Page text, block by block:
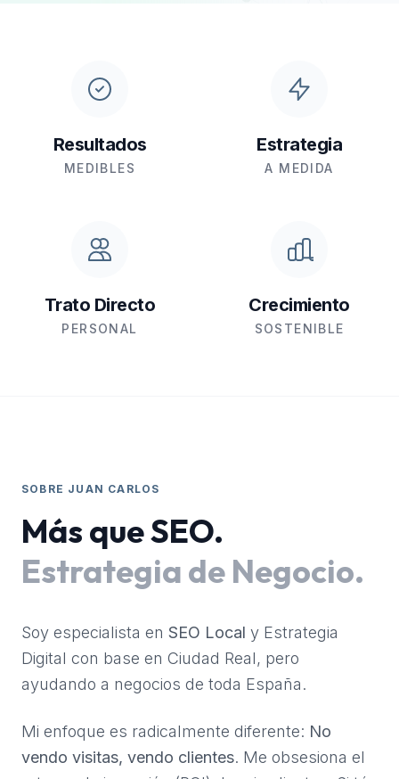
Resultados
MEDIBLES
Estrategia
A MEDIDA
Trato Directo
PERSONAL
Crecimiento
SOSTENIBLE
SOBRE JUAN CARLOS
Más que SEO.
Estrategia de Negocio.
Soy especialista en SEO Local y Estrategia
Digital con base en Ciudad Real, pero
ayudando a negocios de toda España.
Mi enfoque es radicalmente diferente: No
vendo visitas, vendo clientes. Me obsesiona el